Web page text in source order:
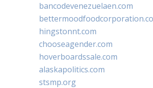
bancodevenezuelaen.com
hingstonnt.com
chooseagender.com
hoverboardssale.com
alaskapolitics.com
stsmp.org